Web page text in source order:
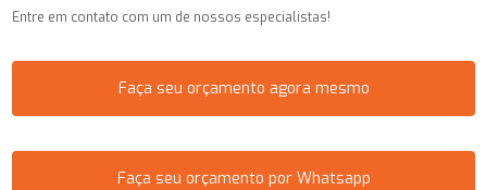
Entre em contato com um de nossos especialistas!
Faça seu orçamento agora mesmo
Faça seu orçamento por Whatsapp